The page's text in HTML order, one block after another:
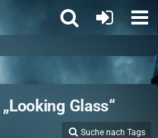
Glass“
Suche nach Tags